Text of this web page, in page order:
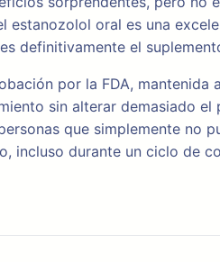
estanozolol oral es una
definitivamente el
por la FDA,
sin alterar demasiado
que simplemente no
incluso durante un ciclo de